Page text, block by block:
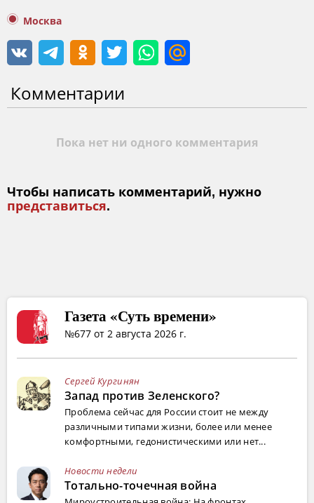
Москва
Комментарии
Пока нет ни одного комментария
Чтобы написать комментарий, нужно
представиться.
Газета «Суть времени»
№677 от 2 августа 2026 г.
Сергей Кургинян
Запад против Зеленского?
Проблема сейчас для России стоит не между
различными типами жизни, более или менее
комфортными, гедонистическими или нет...
Новости недели
Тотально-точечная война